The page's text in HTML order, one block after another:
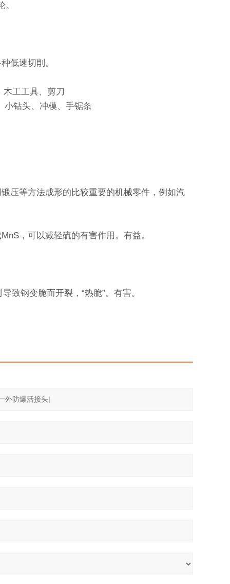
低速切削。
工工具、剪刀
小钻头、冲模、手锯条
压等方法成形的比较重要的机械零件，例如汽
，可以减轻硫的有害作用。有益。
致钢变脆而开裂，“热脆”。有害。